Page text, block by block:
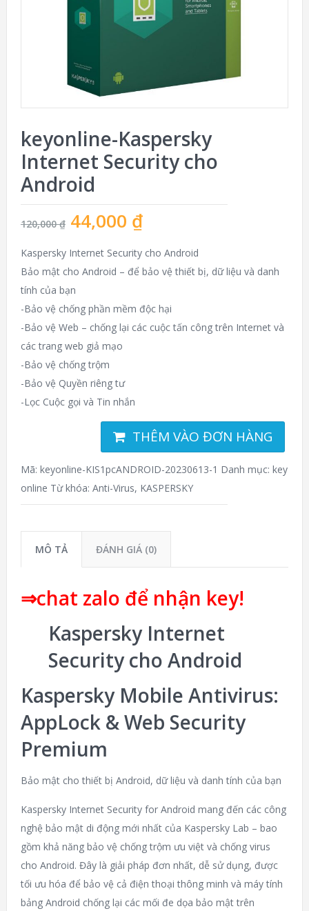
keyonline-Kaspersky
Internet Security cho
Android
120,000₫ 44,000 ₫
Kaspersky Internet Security cho Android
Bảo mật cho Android – để bảo vệ thiết bị, dữ liệu và danh
tính của bạn
-Bảo vệ chống phần mềm độc hại
-Bảo vệ Web – chống lại các cuộc tấn công trên Internet và
các trang web giả mạo
-Bảo vệ chống trộm
-Bảo vệ Quyền riêng tư
-Lọc Cuộc gọi và Tin nhắn
THÊM VÀO ĐƠN HÀNG
Mã: keyonline-KIS1pcANDROID-20230613-1 Danh mục: key
online Từ khóa: Anti-Virus, KASPERSKY
MÔ TẢ ĐÁNH GIÁ (0)
⇒chat zalo để nhận key!
Kaspersky Internet
Security cho Android
Kaspersky Mobile Antivirus:
AppLock & Web Security
Premium
Bảo mật cho thiết bị Android, dữ liệu và danh tính của bạn
Kaspersky Internet Security for Android mang đến các công
nghệ bảo mật di động mới nhất của Kaspersky Lab – bao
gồm khả năng bảo vệ chống trộm ưu việt và chống virus
cho Android. Đây là giải pháp đơn nhất, dễ sử dụng, được
tối ưu hóa để bảo vệ cả điện thoại thông minh và máy tính
bảng Android chống lại các mối đe dọa bảo mật trên